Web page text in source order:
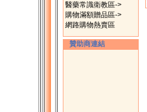
醫藥常識衛教區->
購物滿額贈品區->
網路購物熱賣區
贊助商連結